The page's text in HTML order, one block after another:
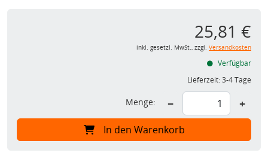
25,81 €
inkl. gesetzl. MwSt., zzgl. Versandkosten
Verfügbar
Lieferzeit:3-4 Tage
Menge: − +
In den Warenkorb